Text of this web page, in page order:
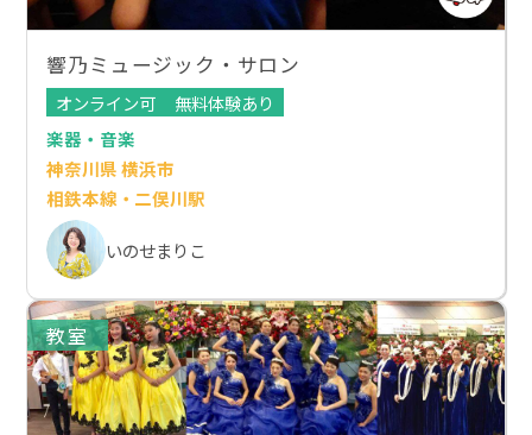
響乃ミュージック・サロン
オンライン可
無料体験あり
楽器・音楽
神奈川県 横浜市
相鉄本線・二俣川駅
いのせまりこ
教室